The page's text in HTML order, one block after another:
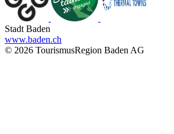
Stadt Baden
www.baden.ch
© 2026 TourismusRegion Baden AG